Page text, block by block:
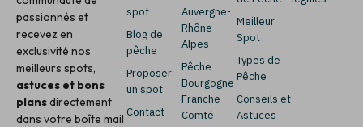
passionnés et
recevez en
exclusivité nos
meilleurs spots,
astuces et bons
plansdirectement
dans votre boîte mail
spot
Blog de
pêche
Proposer
un spot
Contact
Auvergne-
Rhône-
Alpes
Pêche
Bourgogne-
Franche-
Comté
Meilleur
Spot
Types de
Pêche
Conseils et
Astuces